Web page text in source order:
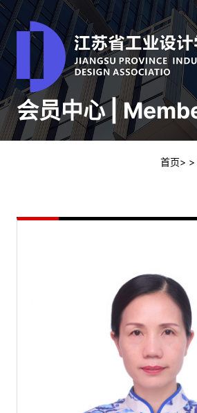
会员中心 |
首页> >